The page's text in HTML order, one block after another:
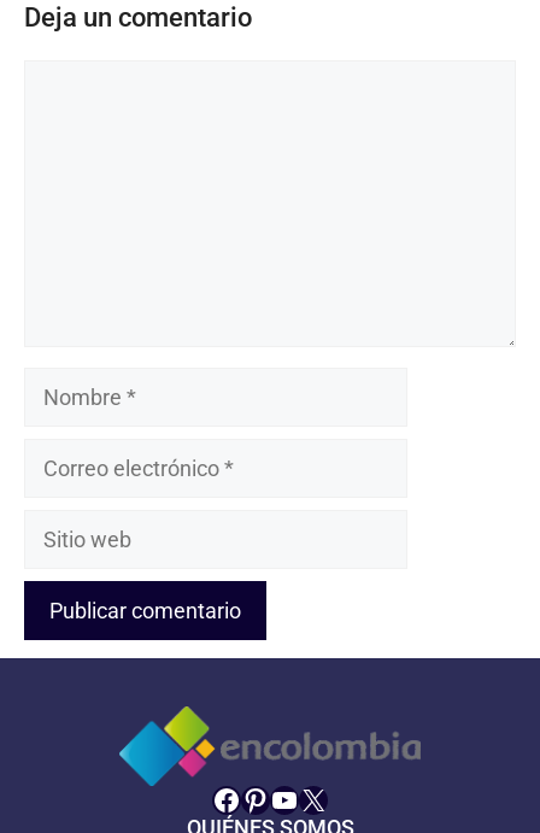
Deja un comentario
Nombre
Sitio
Facebook
Pinterest
YouTube
X
QUIÉNES SOMOS